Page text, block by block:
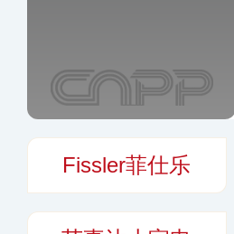
Fissler菲仕乐